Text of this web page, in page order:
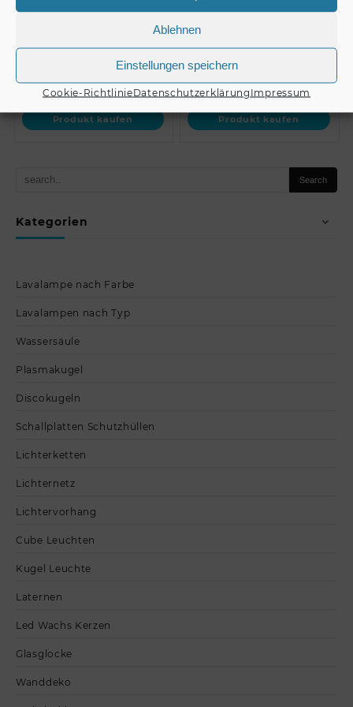
Ablehnen
Einstellungen speichern
Cookie-RichtlinieDatenschutzerklärung Impressum
Kategorien
Lavalampe nach Farbe
Lavalampen nach Typ
Wassersäule
Plasmakugel
Discokugeln
Schallplatten Schutzhüllen
Lichterketten
Lichternetz
Lichtervorhang
Cube Leuchten
Kugel Leuchte
Laternen
Led Wachs Kerzen
Glasglocke
Wanddeko
Produkt kaufen
Swing Bracket for PAS-
Produkt kaufen